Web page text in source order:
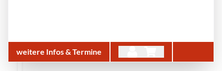
weitere Infos & Termine